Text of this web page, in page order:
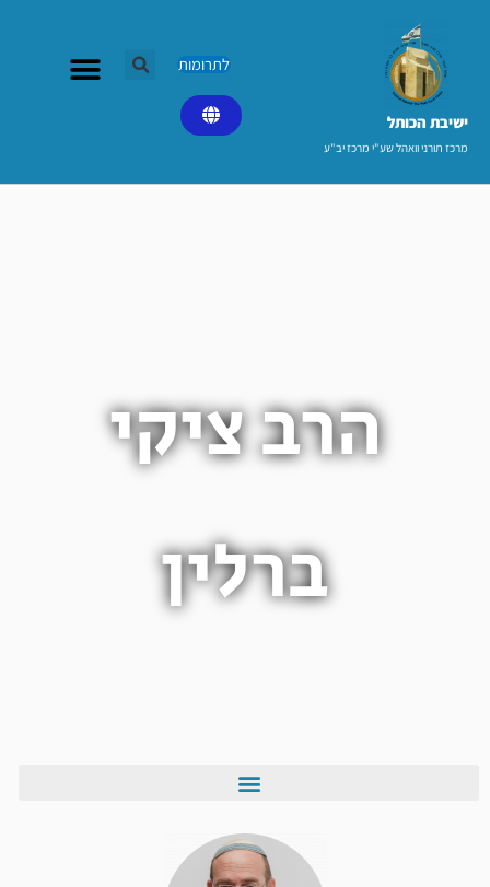
ישיבת הכותל​
מרכז תורני וואהל שע"י מרכז יב"ע
לתרומות
הרב ציקי
ברלין